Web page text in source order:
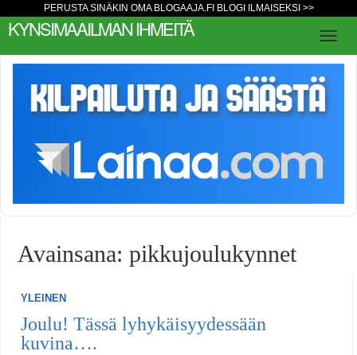
PERUSTA SINÄKIN OMA BLOGAAJA.FI BLOGI ILMAISEKSI >>
KYNSIMAAILMAN IHMEITÄ
Avainsana: pikkujoulukynnet
YLEINEN
Joulu! Tässä lyhykäisyydessään
kuvina….